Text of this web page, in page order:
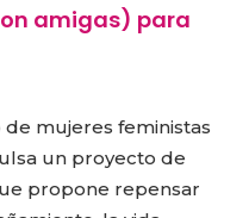
amigas) para
mujeres feministas
un proyecto de
propone repensar